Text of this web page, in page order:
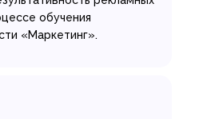
обучения
«Маркетинг».